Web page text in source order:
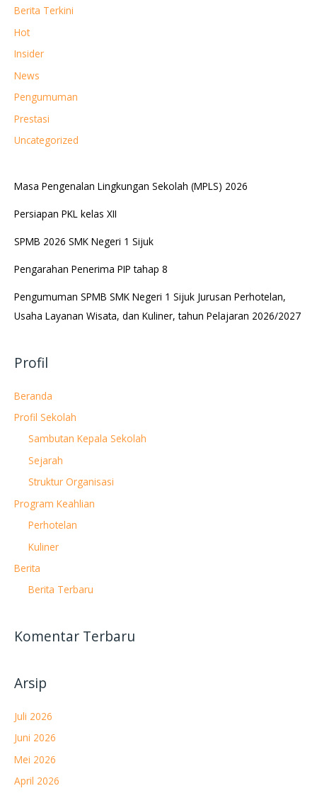
Berita Terkini
Hot
Insider
News
Pengumuman
Prestasi
Uncategorized
Masa Pengenalan Lingkungan Sekolah (MPLS) 2026
Persiapan PKL kelas XII
SPMB 2026 SMK Negeri 1 Sijuk
Pengarahan Penerima PIP tahap 8
Pengumuman SPMB SMK Negeri 1 Sijuk Jurusan Perhotelan,
Usaha Layanan Wisata, dan Kuliner, tahun Pelajaran 2026/2027
Profil
Beranda
Profil Sekolah
Sambutan Kepala Sekolah
Sejarah
Struktur Organisasi
Program Keahlian
Perhotelan
Kuliner
Berita
Berita Terbaru
Komentar Terbaru
Arsip
Juli 2026
Juni 2026
Mei 2026
April 2026